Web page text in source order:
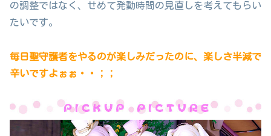
の調整ではなく、せめて発動時間の見直しを考えてもらい
たいです。
毎日聖守護者をやるのが楽しみだったのに、楽しさ半減で
辛いですよぉぉ・・；；